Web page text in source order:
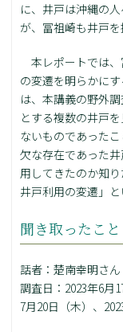
に、井戸は沖縄の
が、冨祖崎も井戸を
本レポートでは、
の変遷を明らかに
は、本講義の野外
とする複数の井戸
ないものであった
欠な存在であった
用してきたのか知
井戸利用の変遷」
聞き取ったこと
話者：楚南幸明さん
調査日：2023年6月
7月20日（木）、